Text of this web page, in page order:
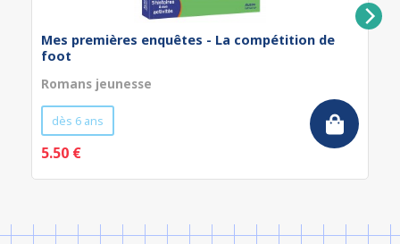
Mes premières enquêtes - La compétition de
foot
Romans jeunesse
dès 6 ans
5.50 €